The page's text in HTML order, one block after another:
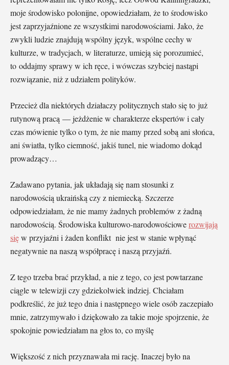
moje środowisko polonijne, opowiedziałam, że to środowisko
jest zaprzyjaźnione ze wszystkimi narodowościami. Jako, że
zwykli ludzie znajdują wspólny język, wspólne cechy w
kulturze, w tradycjach, w literaturze, umieją się porozumieć,
to oddajmy sprawy w ich ręce, i wówczas szybciej nastąpi
rozwiązanie, niż z udziałem polityków.
Przecież dla niektórych działaczy politycznych stało się to już
rutynową pracą — jeżdżenie w charakterze ekspertów i cały
czas mówienie tylko o tym, że nie mamy przed sobą ani słońca,
ani światła, tylko ciemność, jakiś tunel, nie wiadomo dokąd
prowadzący…
Zadawano pytania, jak układają się nam stosunki z
narodowością ukraińską czy z niemiecką. Szczerze
odpowiedziałam, że nie mamy żadnych problemów z żadną
narodowością. Środowiska kulturowo-narodowościowerozwijają
sięw przyjaźni i żaden konflikt nie jest w stanie wpłynąć
negatywnie na naszą współpracę i naszą przyjaźń.
Z tego trzeba brać przykład, a nie z tego, co jest powtarzane
ciągle w telewizji czy gdziekolwiek indziej. Chciałam
podkreślić, że już tego dnia i następnego wiele osób zaczepiało
mnie, zatrzymywało i dziękowało za takie moje spojrzenie, że
spokojnie powiedziałam na głos to, co myślę
Większość z nich przyznawała mi rację. Inaczej było na